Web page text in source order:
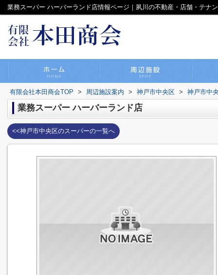
業務スーパー ハーバーランド店情報ページ｜夙川の不動産・店舗・テナ
有限会社本田商会TOP > 周辺施設案内 > 神戸市中央区 > 神戸市中
業務スーパー ハーバーランド店
<<神戸市中央区のスーパーの一覧へ